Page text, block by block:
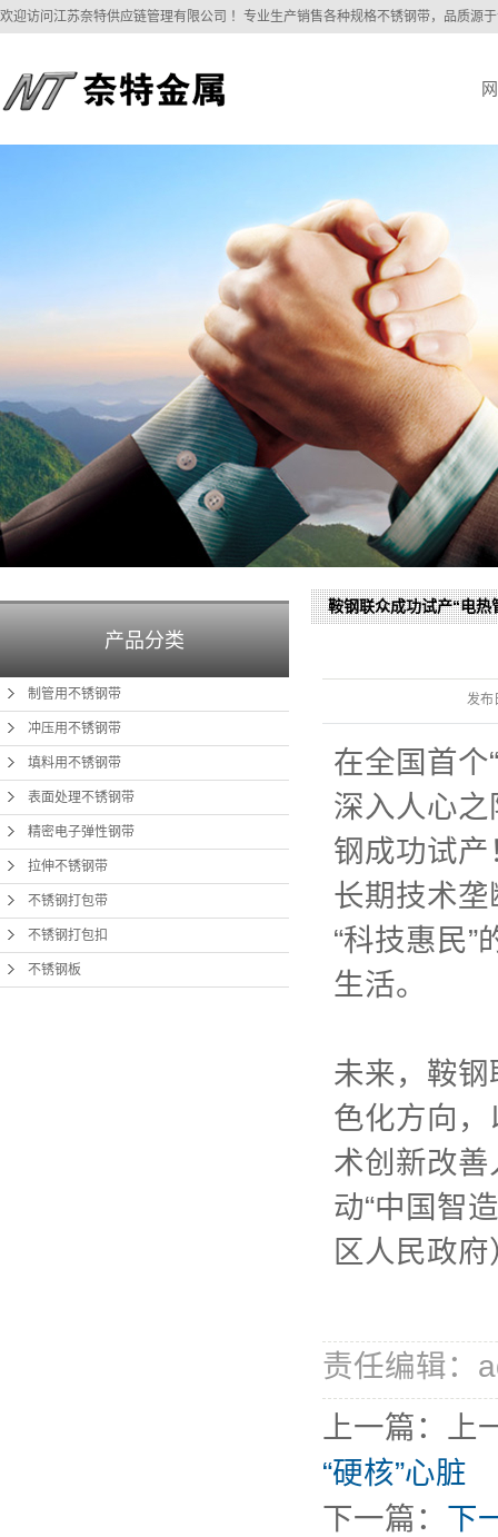
欢迎访问江苏奈特供应链管理有限公司 ！专业生产销售各种规格不锈钢带，品质源
产品分类
制管用不锈钢带
冲压用不锈钢带
填料用不锈钢带
表面处理不锈钢带
精密电子弹性钢带
拉伸不锈钢带
不锈钢打包带
不锈钢打包扣
不锈钢板
鞍钢联众成功试产“电热
发布
在全国首个
深入人心
钢成功试产
长期技术
“科技惠民
生活。
未来，鞍
色化方向
术创新改
动“中国智
区人民政府
责任编辑：
上一篇：上
“硬核”心脏
下一篇： 下